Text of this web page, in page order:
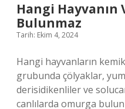
Hangi
Bulunmaz
Tarih: Ekim 4, 2024
Hangi hayvanların
grubunda çölyaklar,
derisidikenliler ve
canlılarda omurga